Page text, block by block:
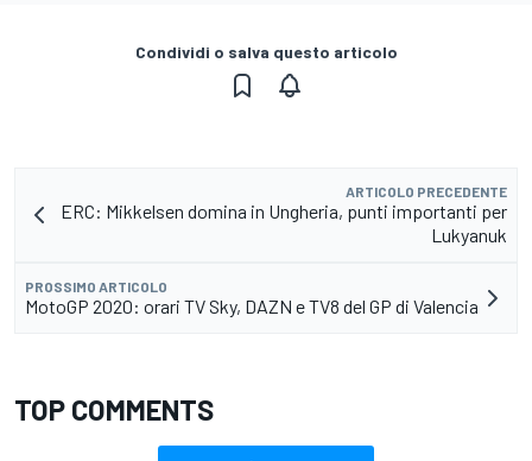
Condividi o salva questo articolo
ARTICOLO PRECEDENTE
ERC: Mikkelsen domina in Ungheria, punti importanti per
Lukyanuk
PROSSIMO ARTICOLO
MotoGP 2020: orari TV Sky, DAZN e TV8 del GP di Valencia
TOP COMMENTS